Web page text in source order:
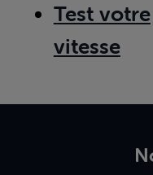
Test votre
vitesse